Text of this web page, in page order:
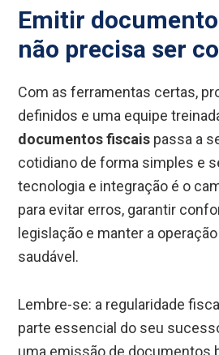
Emitir
não precisa ser
Com as ferramentas certas,
definidos e uma equipe
documentos fiscais passa a
cotidiano de forma simples e
tecnologia e integração é o
para evitar erros, garantir
legislação e manter a
saudável.
Lembre-se: a regularidade
parte essencial do seu
uma emissão de documentos